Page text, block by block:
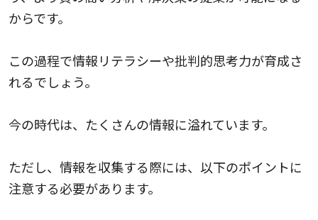
からです。
この過程で情報リテラシーや批判的思考力が育成さ
れるでしょう。
今の時代は、たくさんの情報に溢れています。
ただし、情報を収集する際には、以下のポイントに
注意する必要があります。